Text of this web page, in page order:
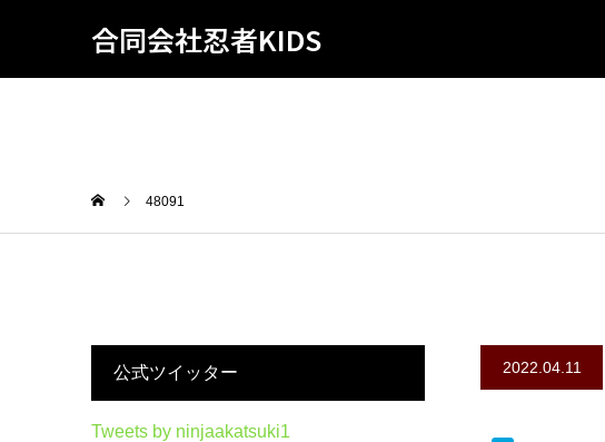
合同会社忍者KIDS
48091
2022.04.11
公式ツイッター
Tweets by ninjaakatsuki1